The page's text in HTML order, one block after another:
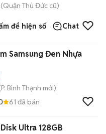
Thủ Đức cũ)
để hiện số Chat
Samsung Đen Nhựa
P. Bình Thạnh mới)
61 đã bán
Thẻ nhớ SanDisk Ultra 128GB